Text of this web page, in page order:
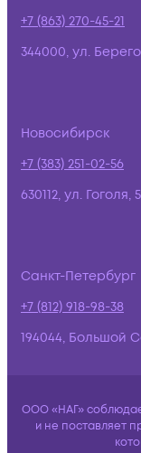
+7 (863) 270-45-21
344000, ул.
Новосибирск
+7 (383) 251-02-56
630112, ул. Гоголя,
Санкт-Петербург
+7 (812) 918-98-38
194044, Большой
ООО «НАГ»
и не поставляет